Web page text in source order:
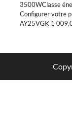
3500WClasse
Configurer votre
AY25VGK 1